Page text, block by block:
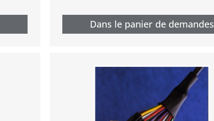
Dans le panier de demandes